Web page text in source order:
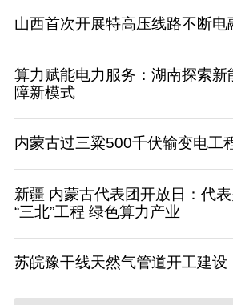
山西首次开展特高压线路不断电
算力赋能电力服务：湖南探索新
障新模式
内蒙古过三粱500千伏输变电工
新疆 内蒙古代表团开放日：代
“三北”工程 绿色算力产业
苏皖豫干线天然气管道开工建设